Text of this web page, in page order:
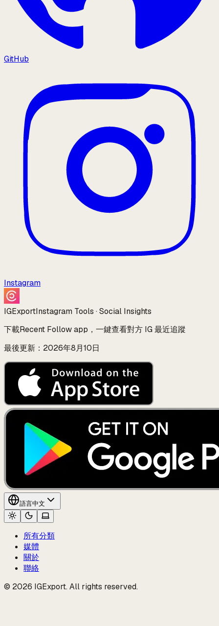
GitHub
Instagram
IGExportInstagram Tools · Social Insights
下載Recent Follow app，一鍵查看對方 IG 最近追蹤
最後更新：2026年8月10日
語言中文
所有分類
媒體
關於
聯絡
© 2026 IGExport. All rights reserved.